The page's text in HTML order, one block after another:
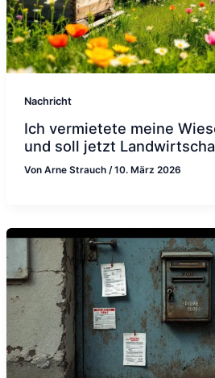
Nachricht
Ich vermietete meine
und soll jetzt
Von Arne Strauch /10. März 2026